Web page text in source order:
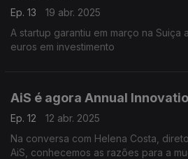
Ep. 13
19 abr. 2025
A startup garantiu em março na Suiça
euros em investimento
AiS é agora Annual
Ep. 12
12 abr. 2025
Na conversa com Helena Costa,
AiS, conhecemos as razões para a